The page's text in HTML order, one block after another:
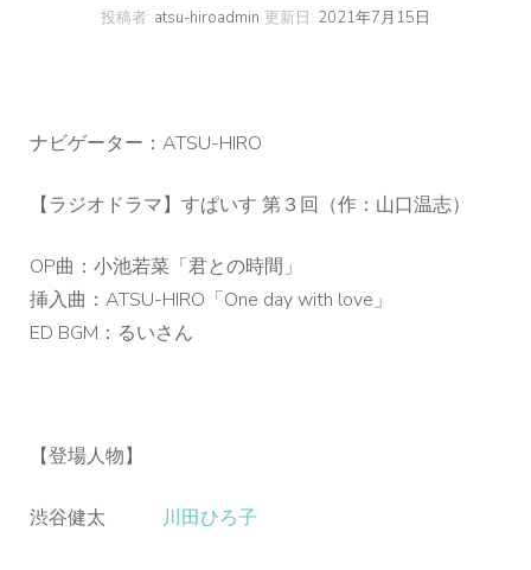
投稿者: atsu-hiroadmin 更新日: 2021年7月15日
ナビゲーター：ATSU-HIRO
【ラジオドラマ】すぱいす 第３回（作：山口温志）
OP曲：小池若菜「君との時間」
挿入曲：ATSU-HIRO「One day with love」
ED BGM：るいさん
【登場人物】
渋谷健太 川田ひろ子